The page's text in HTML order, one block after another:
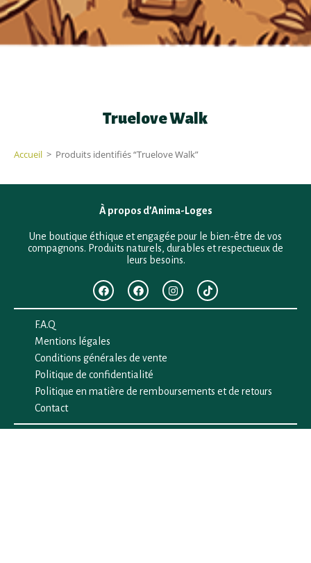
Truelove Walk
Accueil > Produits identifiés “Truelove Walk”
À propos d’Anima-Loges
Une boutique éthique et engagée pour le bien-être de vos
compagnons. Produits naturels, durables et respectueux de
leurs besoins.
F.A.Q
Mentions légales
Conditions générales de vente
Politique de confidentialité
Politique en matière de remboursements et de retours
Contact